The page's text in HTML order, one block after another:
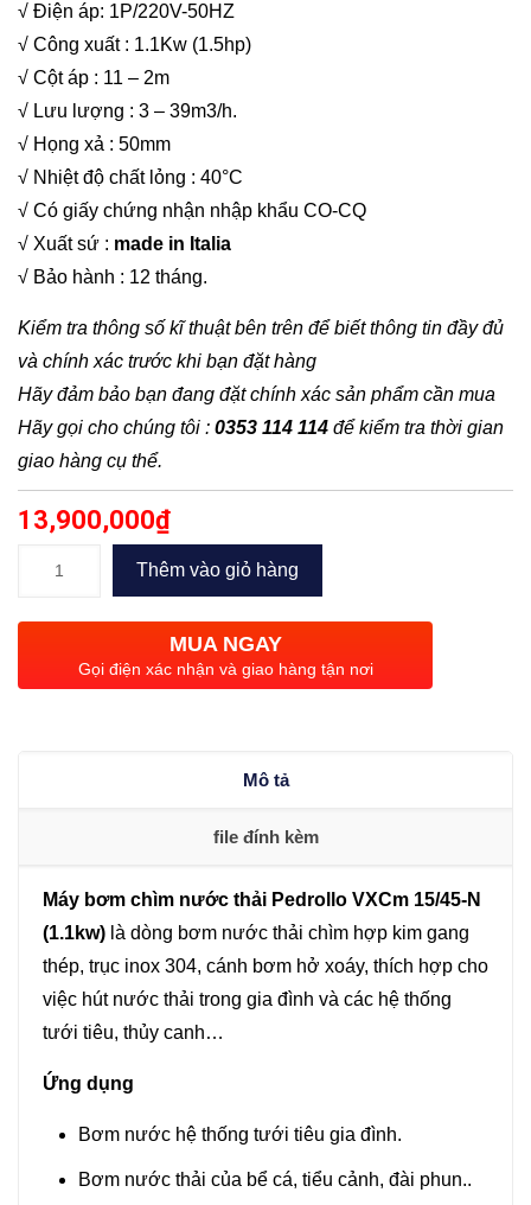
√ Điện áp: 1P/220V-50HZ
√ Công xuất : 1.1Kw (1.5hp)
√ Cột áp : 11 – 2m
√ Lưu lượng : 3 – 39m3/h.
√ Họng xả : 50mm
√ Nhiệt độ chất lỏng : 40°C
√ Có giấy chứng nhận nhập khẩu CO-CQ
√ Xuất sứ : made in Italia
√ Bảo hành : 12 tháng.
Kiểm tra thông số kĩ thuật bên trên để biết thông tin đầy đủ
và chính xác trước khi bạn đặt hàng
Hãy đảm bảo bạn đang đặt chính xác sản phẩm cần mua
Hãy gọi cho chúng tôi : 0353 114 114 để kiểm tra thời gian
giao hàng cụ thể.
13,900,000₫
nước
Pedrollo
lượng
Thêm vào giỏ hàng
MUA NGAY
Gọi điện xác nhận và giao hàng tận nơi
Mô tả
file đính kèm
Máy bơm chìm nước thải Pedrollo VXCm 15/45-N
(1.1kw) là dòng bơm nước thải chìm hợp kim gang
thép, trục inox 304, cánh bơm hở xoáy, thích hợp cho
việc hút nước thải trong gia đình và các hệ thống
tưới tiêu, thủy canh…
Ứng dụng
Bơm nước hệ thống tưới tiêu gia đình.
Bơm nước thải của bể cá, tiểu cảnh, đài phun..